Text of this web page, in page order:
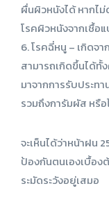
ผื่นผิวหนังได้ หากไม่
โรคผิวหนังจากเชื้อ
6. โรคฉี่หนู – เกิดจ
สามารถเกิดขึ้นได้ทั้
มาจากการรับประท
รวมถึงการัมผัส หรื
จะเห็นได้ว่าหน้าฝน
ป้องกันตนเองเบื้อง
ระมัดระวังอยู่เสมอ